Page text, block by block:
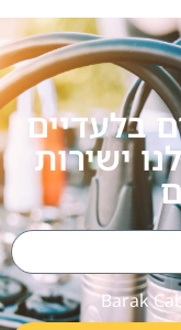
בלעדיים
ישירות